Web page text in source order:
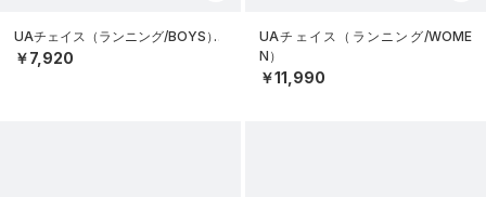
UAチェイス（ランニング/BOYS）
￥7,920
UAチェイス（ランニング/WOME
N）
￥11,990